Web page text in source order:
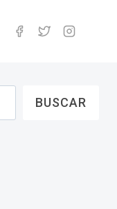
BUSCAR